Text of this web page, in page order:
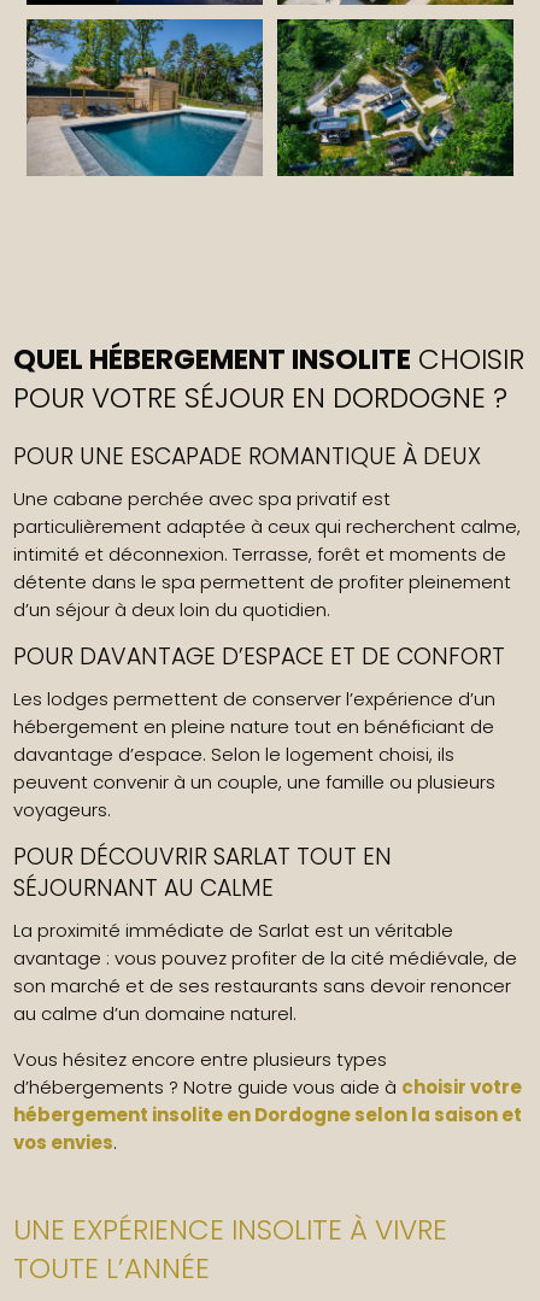
QUEL HÉBERGEMENT INSOLITE CHOISIR
POUR VOTRE SÉJOUR EN DORDOGNE ?
POUR UNE ESCAPADE ROMANTIQUE À DEUX
Une cabane perchée avec spa privatif est
particulièrement adaptée à ceux qui recherchent calme,
intimité et déconnexion. Terrasse, forêt et moments de
détente dans le spa permettent de profiter pleinement
d’un séjour à deux loin du quotidien.
POUR DAVANTAGE D’ESPACE ET DE CONFORT
Les lodges permettent de conserver l’expérience d’un
hébergement en pleine nature tout en bénéficiant de
davantage d’espace. Selon le logement choisi, ils
peuvent convenir à un couple, une famille ou plusieurs
voyageurs.
POUR DÉCOUVRIR SARLAT TOUT EN
SÉJOURNANT AU CALME
La proximité immédiate de Sarlat est un véritable
avantage : vous pouvez profiter de la cité médiévale, de
son marché et de ses restaurants sans devoir renoncer
au calme d’un domaine naturel.
Vous hésitez encore entre plusieurs types
d’hébergements ? Notre guide vous aide à choisir votre
hébergement insolite en Dordogne selon la saison et
vos envies.
UNE EXPÉRIENCE INSOLITE À VIVRE
TOUTE L’ANNÉE